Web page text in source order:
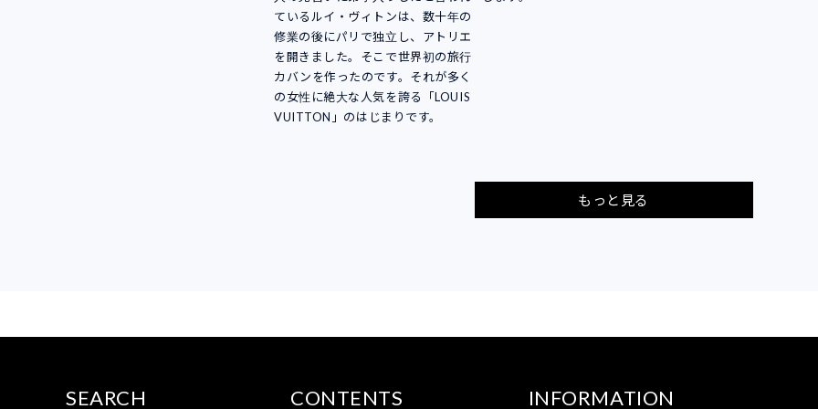
ているルイ・ヴィトンは、数十年の
修業の後にパリで独立し、アトリエ
を開きました。そこで世界初の旅行
カバンを作ったのです。それが多く
の女性に絶大な人気を誇る「LOUIS
VUITTON」のはじまりです。
もっと見る
SEARCH CONTENTS INFORMATION